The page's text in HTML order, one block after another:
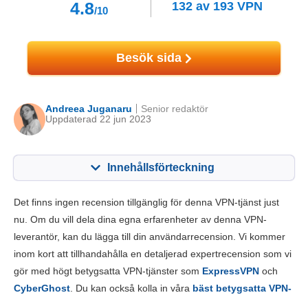
4.8/10
132 av 193VPN
Besök sida
Andreea Juganaru
Uppdaterad 22 jun 2023
Senior redaktör
Innehållsförteckning
Viktiga funktioner 6.5
Installation och appar 6.3
Pålitlighet & support 4.3
Det finns ingen recension tillgänglig för denna VPN-tjänst just
nu. Om du vill dela dina egna erfarenheter av denna VPN-
leverantör, kan du lägga till din användarrecension. Vi kommer
inom kort att tillhandahålla en detaljerad expertrecension som vi
gör med högt betygsatta VPN-tjänster som ExpressVPN och
CyberGhost . Du kan också kolla in våra bäst betygsatta VPN-